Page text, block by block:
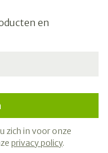
en
zich in voor onze
privacy policy.